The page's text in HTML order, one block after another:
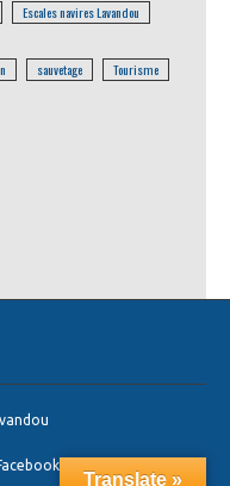
Escales navires Lavandou
sauvetage Tourisme
Translate »